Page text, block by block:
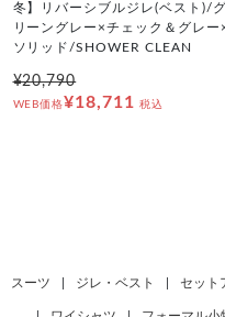
冬】リバーシブルジレ(ベスト)/グ
リーングレー×チェック＆グレー
ソリッド/SHOWER CLEAN
¥20,790
WEB価格¥18,711 税込
スーツ ジレ・ベスト セット